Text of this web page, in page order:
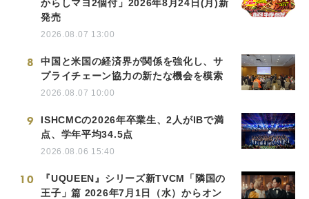
からしマヨ2個付」2026年8月24日(月)新
発売
2026.08.07 13:00
8
中国と米国の経済界が関係を強化し、サ
プライチェーン協力の新たな機会を模索
2026.08.07 10:00
9
ISHCMCの2026年卒業生、2人がIBで満
点、学年平均34.5点
2026.08.06 15:40
10
『UQUEEN』シリーズ新TVCM「隣国の
王子」篇 2026年7月1日（水）からオン